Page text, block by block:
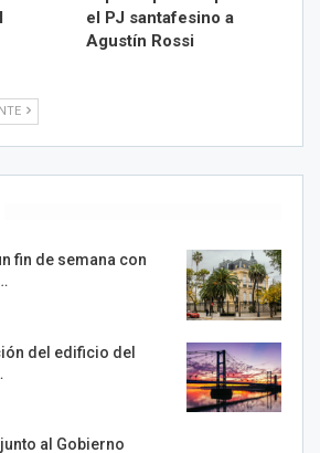
el PJ santafesino a
Agustín Rossi
fin de semana con
del edificio del
al Gobierno